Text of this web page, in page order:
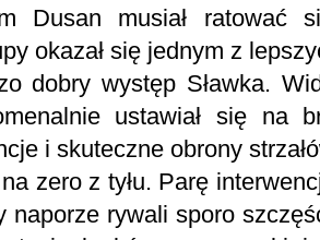
Dusan musiał ratować
okazał się jednym z
dobry występ Sławka.
ustawiał się na
i skuteczne obrony
zero z tyłu. Parę
naporze rywali sporo